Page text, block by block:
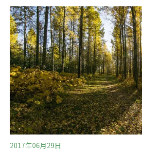
市場或屠宰場之防疫措施」，並自9日
家畜含豬、牛、羊於上市或屠宰時，
「家畜健康聲明書」交給肉品市場或
康聲明書的新措施上路，農委會防檢
榮彬9日巡視高雄市肉品市場實際執行
疫無縫接軌。統計顯示，高市4處肉品
畜健康聲明書」共87張、3618頭健康
配合農委會口蹄疫拔針（停打疫苗）
交家畜健康聲明書，將依動物傳染病
5萬至100萬元。
2017年06月29日